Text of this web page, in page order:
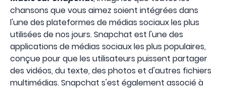
chansons que vous aimez soient intégrées dans
l'une des plateformes de médias sociaux les plus
utilisées de nos jours. Snapchat est l'une des
applications de médias sociaux les plus populaires,
conçue pour que les utilisateurs puissent partager
des vidéos, du texte, des photos et d'autres fichiers
multimédias. Snapchat s'est également associé à